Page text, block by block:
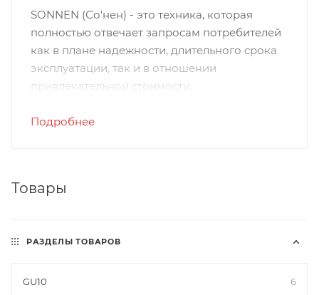
SONNEN (Со'нен) - это техника, которая
полностью отвечает запросам потребителей
как в плане надежности, длительного срока
эксплуатации, так и в отношении
привлекательной стоимости.
В переводе с немецкого языка одно из
оставляет позитивные, яркие впечатления.
SONNEN!
Подробнее
Товары
РАЗДЕЛЫ ТОВАРОВ
GU10 6